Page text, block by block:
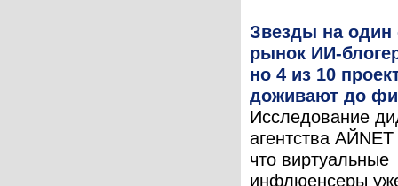
Звезды на один
рынок ИИ-
но 4 из 10
доживают до
Исследование
агентства
что виртуальные
инфлюенсеры